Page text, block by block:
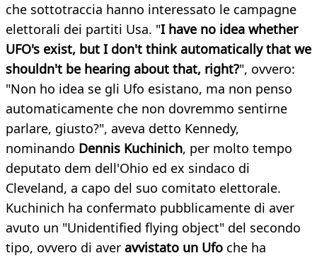
che sottotraccia hanno interessato le campagne
elettorali dei partiti Usa. "I have no idea whether
UFO's exist, but I don't think automatically that we
shouldn't be hearing about that, right?", ovvero:
"Non ho idea se gli Ufo esistano, ma non penso
automaticamente che non dovremmo sentirne
parlare, giusto?", aveva detto Kennedy,
nominando Dennis Kuchinich, per molto tempo
deputato dem dell'Ohio ed ex sindaco di
Cleveland, a capo del suo comitato elettorale.
Kuchinich ha confermato pubblicamente di aver
avuto un "Unidentified flying object" del secondo
tipo, ovvero di aver avvistato un Ufo che ha